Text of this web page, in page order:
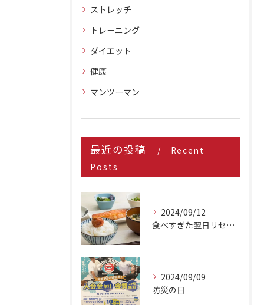
ストレッチ
トレーニング
ダイエット
健康
マンツーマン
最近の投稿
Recent
Posts
2024/09/12
食べすぎた翌日リセット方法
2024/09/09
防災の日